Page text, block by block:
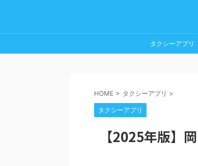
タクシーアプリ
HOME > タクシーアプリ >
タクシーアプリ
【2025年版】